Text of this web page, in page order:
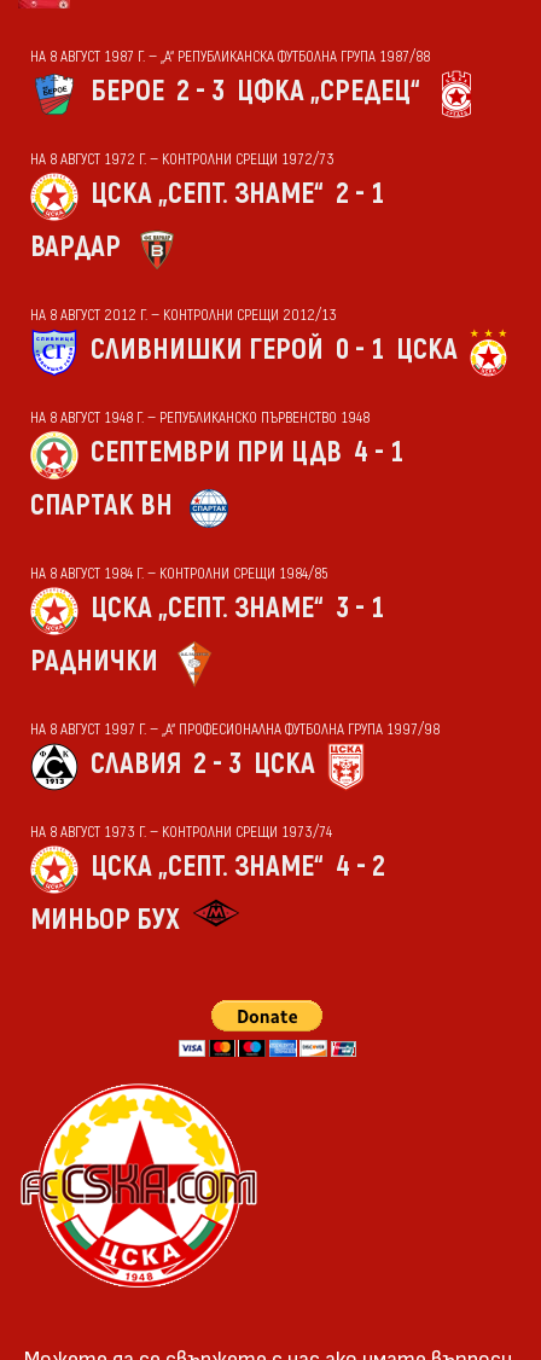
НА 8 АВГУСТ 1987 Г. — „А“ РЕПУБЛИКАНСКА ФУТБОЛНА ГРУПА 1987/88
БЕРОЕ 2 - 3 ЦФКА „СРЕДЕЦ“
НА 8 АВГУСТ 1972 Г. — КОНТРОЛНИ СРЕЩИ 1972/73
ЦСКА „СЕПТ. ЗНАМЕ“ 2 - 1
ВАРДАР
НА 8 АВГУСТ 2012 Г. — КОНТРОЛНИ СРЕЩИ 2012/13
СЛИВНИШКИ ГЕРОЙ 0 - 1 ЦСКА
НА 8 АВГУСТ 1948 Г. — РЕПУБЛИКАНСКО ПЪРВЕНСТВО 1948
СЕПТЕМВРИ ПРИ ЦДВ 4 - 1
СПАРТАК ВН
НА 8 АВГУСТ 1984 Г. — КОНТРОЛНИ СРЕЩИ 1984/85
ЦСКА „СЕПТ. ЗНАМЕ“ 3 - 1
РАДНИЧКИ
НА 8 АВГУСТ 1997 Г. — „А“ ПРОФЕСИОНАЛНА ФУТБОЛНА ГРУПА 1997/98
СЛАВИЯ 2 - 3 ЦСКА
НА 8 АВГУСТ 1973 Г. — КОНТРОЛНИ СРЕЩИ 1973/74
ЦСКА „СЕПТ. ЗНАМЕ“ 4 - 2
МИНЬОР БУХ